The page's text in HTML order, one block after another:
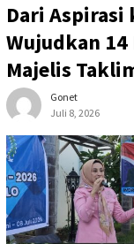
Dari Aspirasi
Wujudkan
Majelis
Gonet
Juli 8, 2026